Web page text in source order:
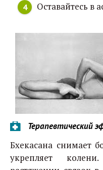
Оставайтесь в
Терапевтический
Бхекасана снимает
укрепляет